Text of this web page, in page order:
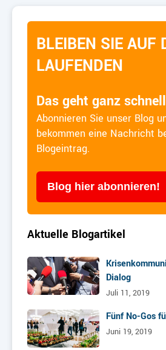
BLEIBEN SIE AUF
LAUFENDEN
Das geht ganz
Abonnieren Sie unser Blog
bekommen eine Nachricht
Blogeintrag.
Blog hier abonnieren!
Aktuelle Blogartikel
Dialog
Juli 11, 2019
Fünf No-Gos
Juni 19, 2019